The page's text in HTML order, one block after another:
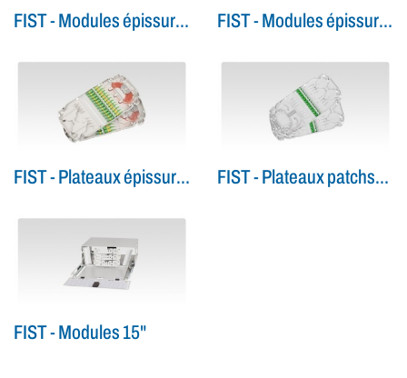
FIST - Modules épissures FIST - Modules épissures/patchs
FIST - Plateaux épissures/patchs FIST - Plateaux patchs/patchs
FIST - Modules 15"